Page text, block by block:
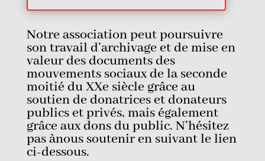
Notre association peut poursuivre
son travail d’archivage et de mise en
valeur des documents des
mouvements sociaux de la seconde
moitié du XXe siècle grâce au
soutien de donatrices et donateurs
publics et privés, mais également
grâce aux dons du public. N’hésitez
pas ànous soutenir en suivant le lien
ci-dessous.